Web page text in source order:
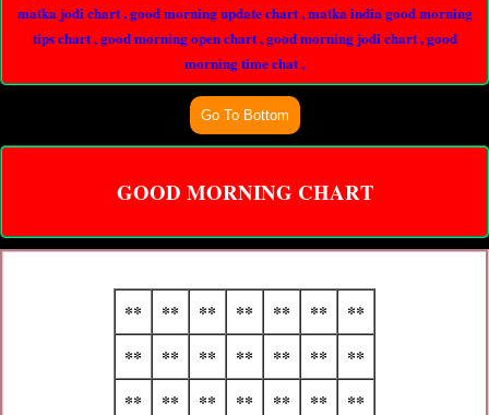
matka jodi chart , good morning update chart , matka india good morning
tips chart , good morning open chart , good morning jodi chart , good
morning time chat ,
GOOD MORNING CHART
** ** ** ** ** **
**
**
** ** ** ** **
**
**
** ** ** ** **
**